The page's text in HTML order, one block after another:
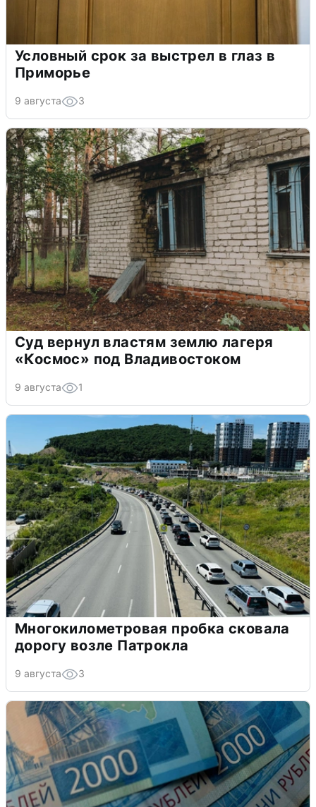
Условный срок за выстрел в глаз в
Приморье
9 августа 3
Суд вернул властям землю лагеря
«Космос» под Владивостоком
9 августа 1
Многокилометровая пробка сковала
дорогу возле Патрокла
9 августа 3